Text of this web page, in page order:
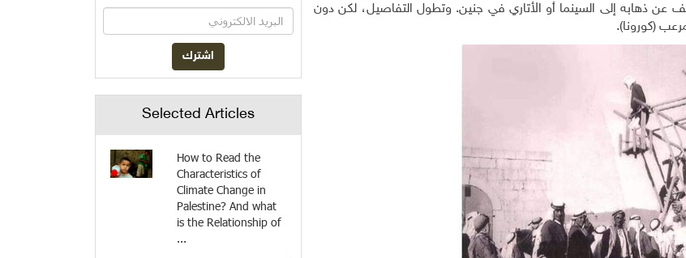
عن ذهابه إلى السينما أو الأتاري في جنين. وتطول التفاصيل، لكن دون
(كورونا).
Selected Articles
How to Read the
Characteristics of
Climate Change in
Palestine? And what
is the Relationship of
...